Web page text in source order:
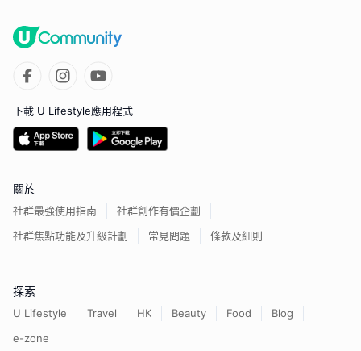
下載 U Lifestyle應用程式
關於
社群最強使用指南
社群創作有價企劃
社群焦點功能及升級計劃
常見問題 條款及細則
探索
U Lifestyle Travel HK Beauty Food
Blog
e-zone